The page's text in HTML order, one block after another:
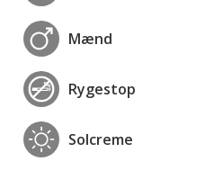
Mænd
Rygestop
Solcreme